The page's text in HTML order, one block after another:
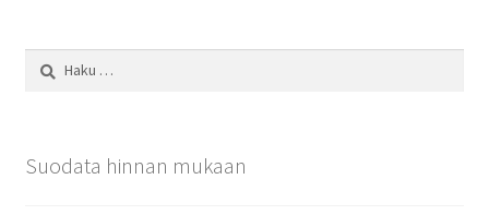
Suodata hinnan mukaan